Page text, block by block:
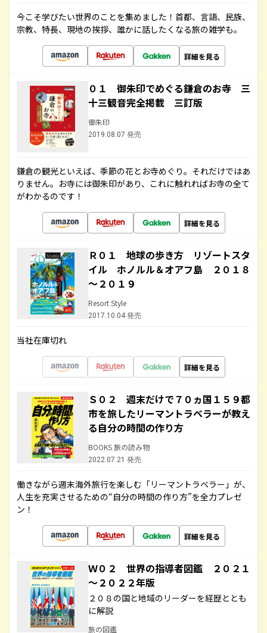
今こそ学びたい世界のことを集めました！首都、言語、民族、
宗教、特長、現地の挨拶、誰かに話したくなる旅の雑学も。
詳細を見る
０１ 御朱印でめぐる鎌倉のお寺 三
十三観音完全掲載 三訂版
御朱印
2019.08.07 発売
鎌倉の観光といえば、季節の花とお寺めぐり。それだけではあ
りません。お寺には御朱印があり、これに触れればお寺の全て
がわかるのです！
詳細を見る
Ｒ０１ 地球の歩き方 リゾートスタ
イル ホノルル＆オアフ島 ２０１８
～２０１９
Resort Style
2017.10.04 発売
当社在庫切れ
詳細を見る
Ｓ０２ 週末だけで７０ヵ国１５９都
市を旅したリーマントラベラーが教え
る自分の時間の作り方
BOOKS 旅の読み物
2022.07.21 発売
働きながら週末海外旅行を楽しむ「リーマントラベラー」が、
人生を充実させるための“自分の時間の作り方”を全力プレゼ
ン！
詳細を見る
Ｗ０２ 世界の指導者図鑑 ２０２１
～２０２２年版
２０８の国と地域のリーダーを経歴ととも
に解説
旅の図鑑